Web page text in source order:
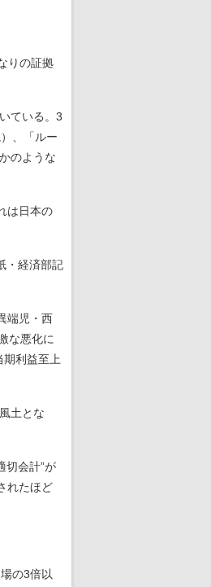
りの証拠
ている。3
、「ルー
のような
は日本の
・経済部記
端児・西
な悪化に
期利益至上
土とな
切会計”が
れたほど
の3倍以